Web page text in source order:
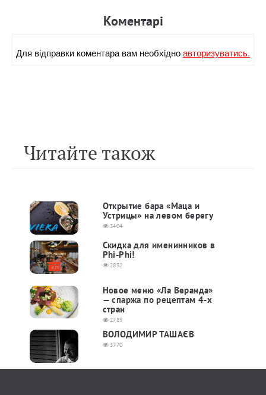
Коментарi
Для вiдправки коментара вам необхiдноавторизуватись.
Читайте також
Открытие бара «Маца и
Устрицы» на левом берегу
3404
Скидка для именинников в
Phi-Phi!
2832
Новое меню «Ла Веранда»
— спаржа по рецептам 4-х
стран
2789
ВОЛОДИМИР ТАШАЄВ
3770